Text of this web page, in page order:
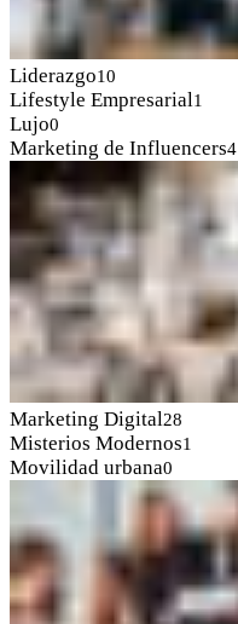
Liderazgo10
Lifestyle Empresarial1
Lujo0
Marketing de Influencers4
Marketing Digital28
Misterios Modernos1
Movilidad urbana0